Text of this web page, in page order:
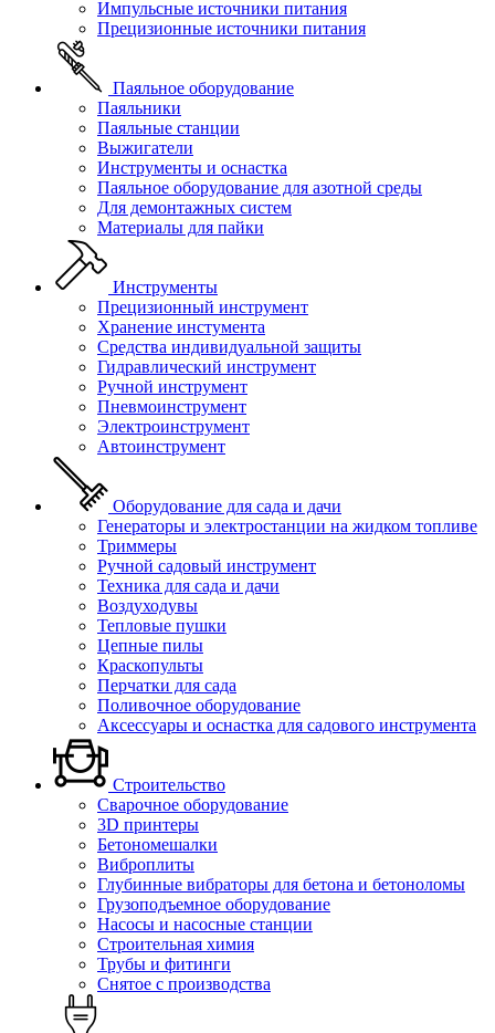
Импульсные источники питания
Прецизионные источники питания
Паяльное оборудование
Паяльники
Паяльные станции
Выжигатели
Инструменты и оснастка
Паяльное оборудование для азотной среды
Для демонтажных систем
Материалы для пайки
Инструменты
Прецизионный инструмент
Хранение инстумента
Средства индивидуальной защиты
Гидравлический инструмент
Ручной инструмент
Пневмоинструмент
Электроинструмент
Автоинструмент
Оборудование для сада и дачи
Генераторы и электростанции на жидком топливе
Триммеры
Ручной садовый инструмент
Техника для сада и дачи
Воздуходувы
Тепловые пушки
Цепные пилы
Краскопульты
Перчатки для сада
Поливочное оборудование
Аксессуары и оснастка для садового инструмента
Строительство
Сварочное оборудование
3D принтеры
Бетономешалки
Виброплиты
Глубинные вибраторы для бетона и бетоноломы
Грузоподъемное оборудование
Насосы и насосные станции
Строительная химия
Трубы и фитинги
Снятое с производства